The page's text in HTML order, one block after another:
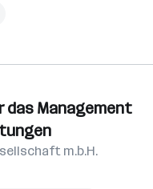
das Management
m.b.H.